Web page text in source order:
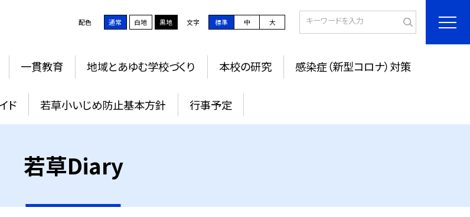
配色 通常 白地 黒地 文字 標準 中 大
一貫教育 地域とあゆむ学校づくり 本校の研究 感染症（新型コロナ）対策
ド 若草小いじめ防止基本方針 行事予定
若草Diary